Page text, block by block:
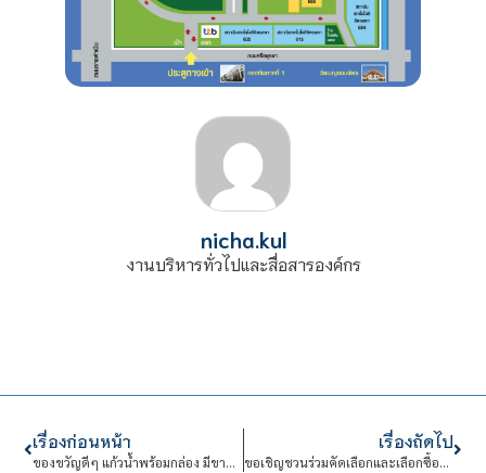
nicha.kul
งานบริหารทั่วไปและสื่อสารองค์กร
เรื่องก่อนหน้า
ของขวัญดีๆ แก้วน้ำพร้อมกล่อง มีขายที่ร้านขายคล่องแล้ววันนี้!!
เรื่องถัดไป
ขอเชิญชวนร่วมคัดเลือกและเลือกซื้อหนังสือในงาน CDTI Mini Book Fair 2024 ครั้งที่ 7“